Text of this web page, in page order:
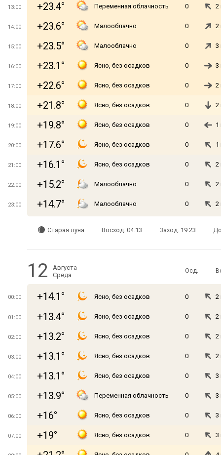
13:00 +23.4° Переменная облачность 0 2
14:00 +23.6° Малооблачно 0 2
15:00 +23.5° Малооблачно 0 3
16:00 +23.1° Ясно, без осадков 0 3
17:00 +22.6° Ясно, без осадков 0 2
18:00 +21.8° Ясно, без осадков 0 2
19:00 +19.8° Ясно, без осадков 0 1
20:00 +17.6° Ясно, без осадков 0 1
21:00 +16.1° Ясно, без осадков 0 2
22:00 +15.2° Малооблачно 0 2
23:00 +14.7° Малооблачно 0 2
Старая луна Восход: 04:13 Заход: 19:23
12
Августа
Среда
Осд.
00:00 +14.1° Ясно, без осадков 0 2
01:00 +13.4° Ясно, без осадков 0 2
02:00 +13.2° Ясно, без осадков 0 2
03:00 +13.1° Ясно, без осадков 0 2
04:00 +13.1° Ясно, без осадков 0 3
05:00 +13.9° Переменная облачность 0 3
06:00 +16° Ясно, без осадков 0 3
07:00 +19° Ясно, без осадков 0 3